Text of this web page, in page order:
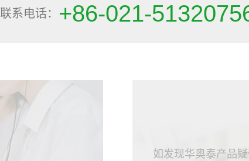
联系电话： +86-021-
如发现华奥泰产品